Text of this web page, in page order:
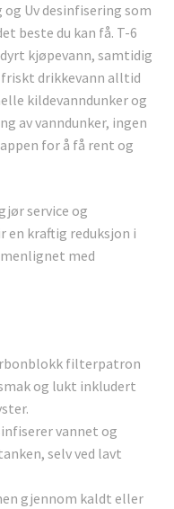
Uv desinfisering som
beste du kan få. T-6
kjøpevann, samtidig
drikkevann alltid
kildevanndunker og
av vanndunker, ingen
for å få rent og
service og
kraftig reduksjon i
med
filterpatron
og lukt inkludert
vannet og
selv ved lavt
gjennom kaldt eller